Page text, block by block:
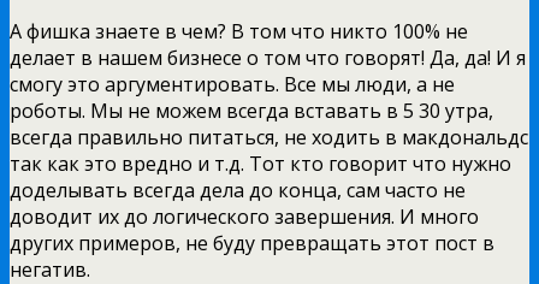
А фишка знаете в чем? В том что никто 100% не
делает в нашем бизнесе о том что говорят! Да, да! И я
смогу это аргументировать. Все мы люди, а не
роботы. Мы не можем всегда вставать в 5 30 утра,
всегда правильно питаться, не ходить в макдональдс
так как это вредно и т.д. Тот кто говорит что нужно
доделывать всегда дела до конца, сам часто не
доводит их до логического завершения. И много
других примеров, не буду превращать этот пост в
негатив.